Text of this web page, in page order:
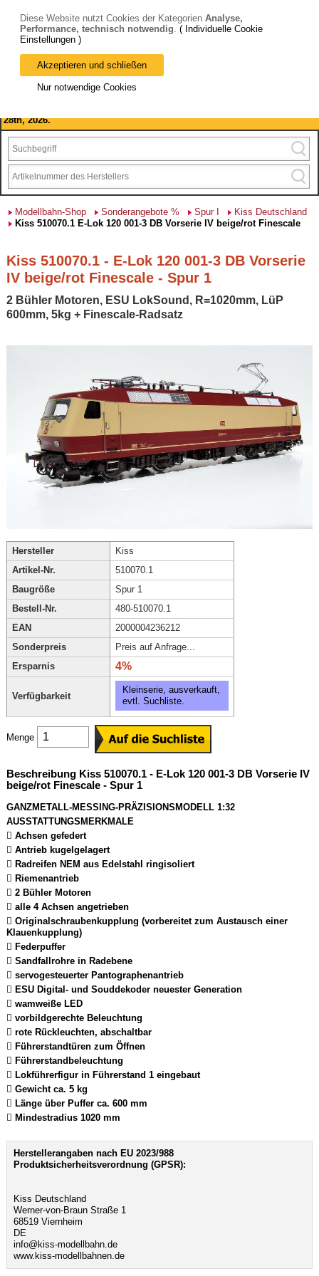
Bitte beachten Sie: wir machen Betriebsferien, vom 03. bis 28.
August 2026 haben wir geschlossen.
28th, 2026.
Modellbahn-Shop Sonderangebote % Spur I
Kiss Deutschland
Kiss 510070.1 E-Lok 120 001-3 DB Vorserie IV beige/rot Finescale
Kiss 510070.1 - E-Lok 120 001-3 DB Vorserie
IV beige/rot Finescale - Spur 1
2 Bühler Motoren, ESU LokSound, R=1020mm, LüP
600mm, 5kg + Finescale-Radsatz
Hersteller
Kiss
Artikel-Nr.
510070.1
Baugröße
Spur 1
Bestell-Nr.
480-510070.1
EAN
2000004236212
Sonderpreis
Preis auf Anfrage...
Ersparnis
4%
Verfügbarkeit
Kleinserie, ausverkauft,
evtl. Suchliste.
Menge
Beschreibung Kiss 510070.1 - E-Lok 120 001-3 DB Vorserie IV
beige/rot Finescale - Spur 1
GANZMETALL-MESSING-PRÄZISIONSMODELL 1:32
AUSSTATTUNGSMERKMALE
 Achsen gefedert
 Antrieb kugelgelagert
 Radreifen NEM aus Edelstahl ringisoliert
 Riemenantrieb
 2 Bühler Motoren
 alle 4 Achsen angetrieben
 Originalschraubenkupplung (vorbereitet zum Austausch einer
Klauenkupplung)
 Federpuffer
 Sandfallrohre in Radebene
 servogesteuerter Pantographenantrieb
 ESU Digital- und Souddekoder neuester Generation
 wamweiße LED
 vorbildgerechte Beleuchtung
 rote Rückleuchten, abschaltbar
 Führerstandtüren zum Öffnen
 Führerstandbeleuchtung
 Lokführerfigur in Führerstand 1 eingebaut
 Gewicht ca. 5 kg
 Länge über Puffer ca. 600 mm
 Mindestradius 1020 mm
Herstellerangaben nach EU 2023/988
Produktsicherheitsverordnung (GPSR):
Kiss Deutschland
Werner-von-Braun Straße 1
68519 Viernheim
DE
info@kiss-modellbahn.de
www.kiss-modellbahnen.de
Diese Website nutzt Cookies der Kategorien Analyse,
Performance, technisch notwendig. ( Individuelle Cookie
Einstellungen )
Akzeptieren und schließen
Nur notwendige Cookies